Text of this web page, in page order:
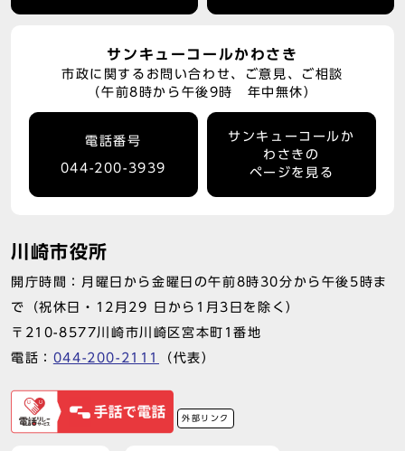
サンキューコールかわさき
市政に関するお問い合わせ、ご意見、ご相談
（午前8時から午後9時 年中無休）
電話番号
044-200-3939
サンキューコールか
わさきの
ページを見る
川崎市役所
開庁時間：月曜日から金曜日の午前8時30分から午後5時ま
で（祝休日・12月29 日から1月3日を除く）
〒210-8577川崎市川崎区宮本町1番地
電話： 044-200-2111 （代表）
外部リンク